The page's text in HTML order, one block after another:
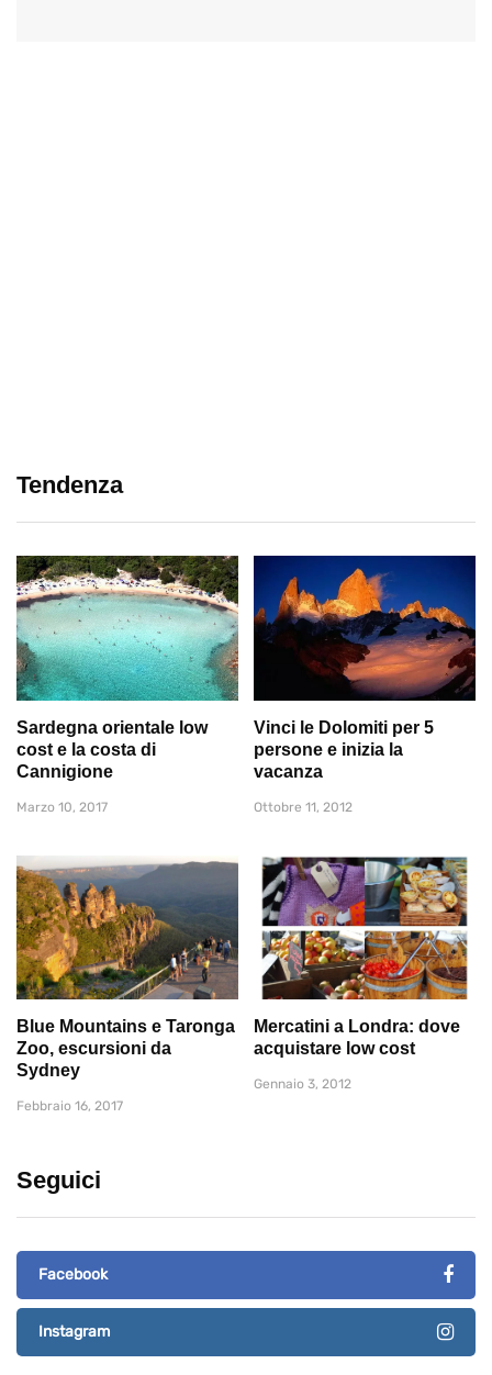
Tendenza
Sardegna orientale low
cost e la costa di
Cannigione
Marzo 10, 2017
Vinci le Dolomiti per 5
persone e inizia la
vacanza
Ottobre 11, 2012
Blue Mountains e Taronga
Zoo, escursioni da
Sydney
Febbraio 16, 2017
Mercatini a Londra: dove
acquistare low cost
Gennaio 3, 2012
Seguici
Facebook
Instagram